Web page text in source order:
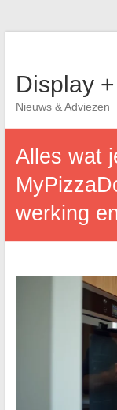
Display +
Nieuws & Adviezen
Alles wat
werking